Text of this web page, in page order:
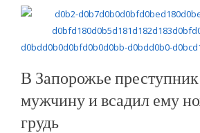
В Запорожье
мужчину и всадил ему
грудь